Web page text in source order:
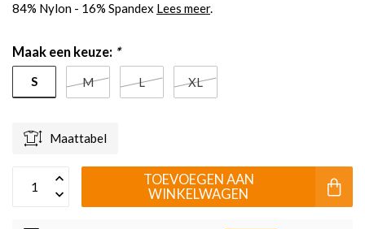
84% Nylon - 16% Spandex Lees meer.
Maak een keuze: *
S M L XL
Maattabel
TOEVOEGEN AAN
WINKELWAGEN